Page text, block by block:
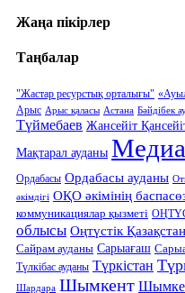
Жаңа пікірлер
Таңбалар
"Жастар ресурстық орталығы"
Арыс Арыс қаласы Астана Бәйдібек
Түймебаев Жансейіт
Мақтарал ауданы
Ордабасы Ордабасы ауданы
әкімдігі ОҚО әкімінің
коммуникациялар қызметі
облысы Оңтүстік
Сайрам ауданы Сарыағаш
Түлкібас ауданы Түркістан
Шардара Шымкент